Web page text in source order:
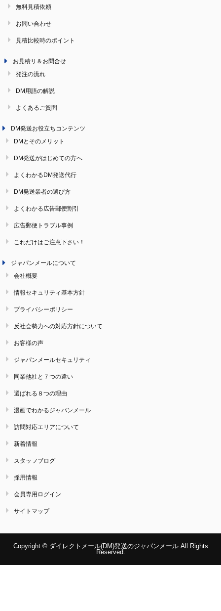
無料見積依頼
お問い合わせ
見積比較時のポイント
お見積リ＆お問合せ
発注の流れ
DM用語の解説
よくあるご質問
DM発送お役立ちコンテンツ
DMとそのメリット
DM発送がはじめての方へ
よくわかるDM発送代行
DM発送業者の選び方
よくわかる広告郵便割引
広告郵便トラブル事例
これだけはご注意下さい！
ジャパンメールについて
会社概要
情報セキュリティ基本方針
プライバシーポリシー
反社会勢力への対応方針について
お客様の声
ジャパンメールセキュリティ
同業他社と７つの違い
選ばれる８つの理由
漫画でわかるジャパンメール
訪問対応エリアについて
新着情報
スタッフブログ
採用情報
会員専用ログイン
サイトマップ
Copyright © ダイレクトメール(DM)発送のジャパンメール All Rights
Reserved.